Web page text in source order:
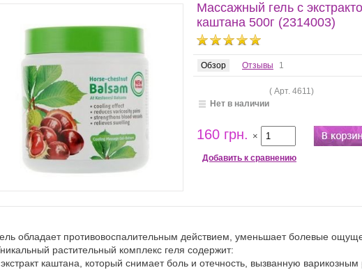
Массажный гель с
каштана 500г (2314003)
Обзор Отзывы 1
( Арт. 4611)
Нет в наличии
160 грн. ×
Добавить к сравнению
обладает противовоспалительным действием, уменьшает болевые
растительный комплекс геля содержит:
каштана, который снимает боль и отечность, вызванную